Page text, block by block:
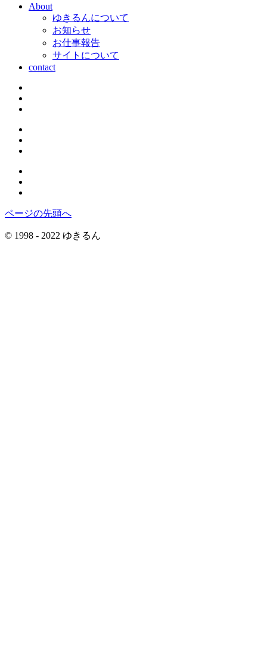
About
ゆきるんについて
お知らせ
お仕事報告
サイトについて
contact
ページの先頭へ
© 1998 - 2022 ゆきるん